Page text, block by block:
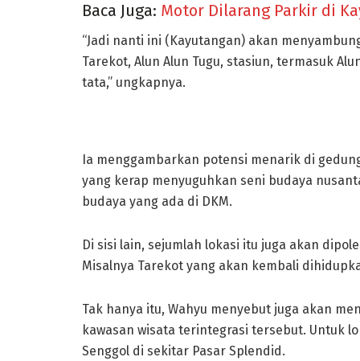
Baca Juga: Motor Dilarang Parkir di
“Jadi nanti ini (Kayutangan) akan
Tarekot, Alun Alun Tugu, stasiun, termasuk
tata,” ungkapnya.
Ia menggambarkan potensi menarik di
yang kerap menyuguhkan seni budaya
budaya yang ada di DKM.
Di sisi lain, sejumlah lokasi itu juga akan
Misalnya Tarekot yang akan kembali
Tak hanya itu, Wahyu menyebut juga akan
kawasan wisata terintegrasi tersebut. Untuk
Senggol di sekitar Pasar Splendid.